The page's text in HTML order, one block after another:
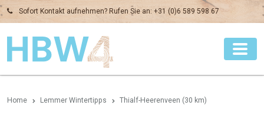
Sofort Kontakt aufnehmen? Rufen Sie an: +31 (0)6 589 598 67
Home Lemmer Wintertipps Thialf-Heerenveen (30 km)